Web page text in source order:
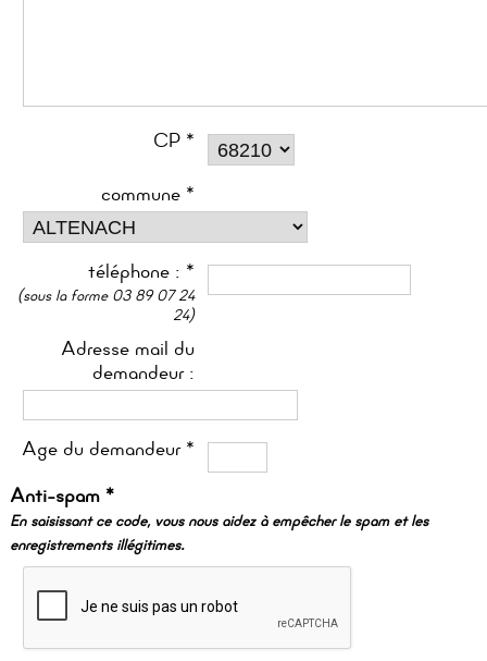
CP *
commune *
téléphone : *
(sous la forme 03 89 07 24
24)
Adresse mail du
demandeur :
Age du demandeur *
Anti-spam *
En saisissant ce code, vous nous aidez à empêcher le spam et les
enregistrements illégitimes.